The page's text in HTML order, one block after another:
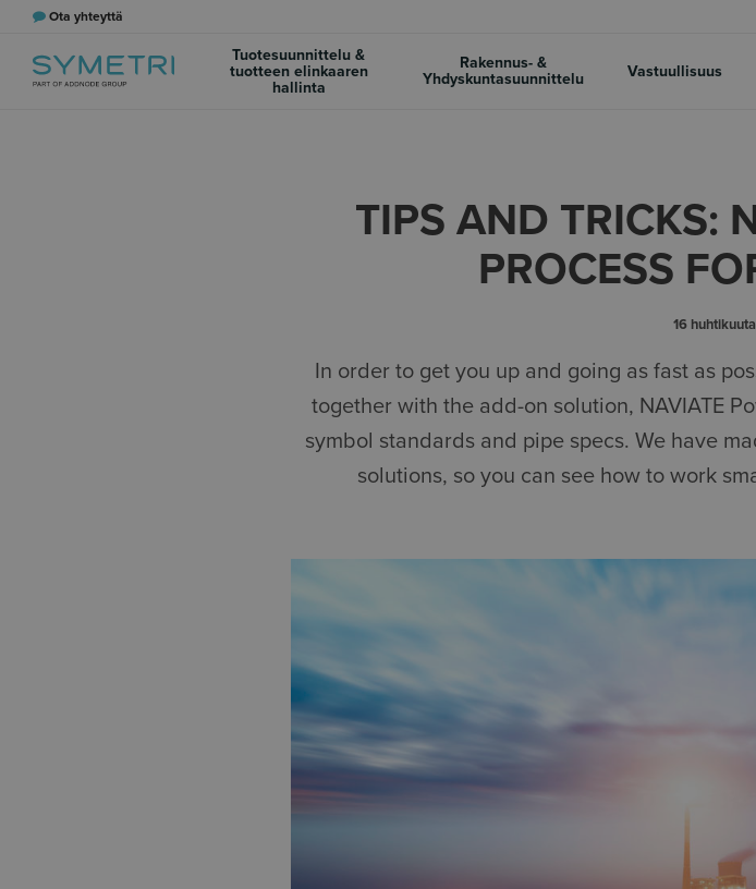
Ota yhteyttä
Tuotesuunnittelu &
tuotteen elinkaaren
hallinta
Rakennus- &
Yhdyskuntasuunnittelu
Vastuullisuus
TIPS AND TRICKS:
PROCESS
16
In order to get you up and going as fast as
together with the add-on solution, NAVIATE
symbol standards and pipe specs. We have
solutions, so you can see how to work